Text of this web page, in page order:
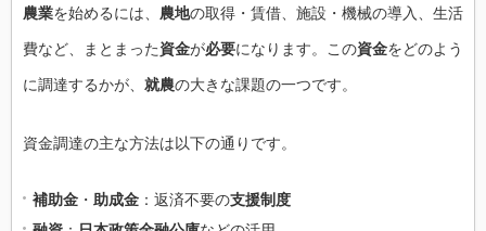
農業を始めるには、 農地の取得・賃借、施設・機械の導入、生活
費など、まとまった資金が必要になります。この資金をどのよう
に調達するかが、 就農の大きな課題の一つです。
資金調達の主な方法は以下の通りです。
補助金 ・ 助成金 ：返済不要の支援制度